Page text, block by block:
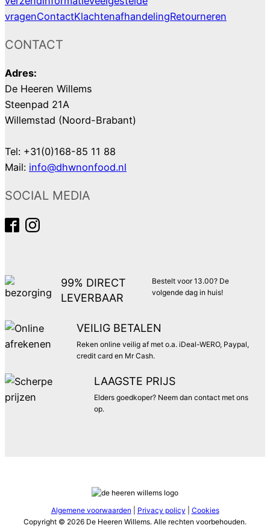
vragenContactKlachtenafhandelingRetourneren
CONTACT
Adres:
De Heeren Willems
Steenpad 21A
Willemstad (Noord-Brabant)
Tel: +31(0)168-85 11 88
Mail: info@dhwnonfood.nl
SOCIAL MEDIA
99% DIRECT
LEVERBAAR
Bestelt voor 13.00? De
volgende dag in huis!
VEILIG BETALEN
Reken online veilig af met o.a. iDeal-WERO, Paypal,
credit card en Mr Cash.
LAAGSTE PRIJS
Elders goedkoper? Neem dan contact met ons
op.
Algemene voorwaarden Privacy policy
Cookies
Copyright © 2026 De Heeren Willems. Alle rechten voorbehouden.